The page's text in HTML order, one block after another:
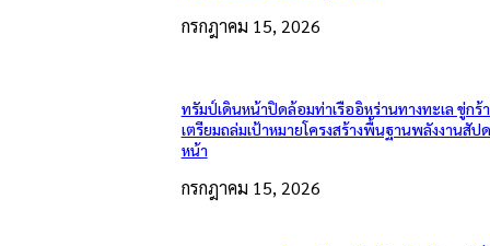
กรกฎาคม 15, 2026
ทรัมป์เดินหน้าปิดล้อมท่าเรืออิหร่านทางทะเล ขู่กร้
เตรียมถล่มเป้าหมายโครงสร้างพื้นฐานพลังงานสัป
หน้า
กรกฎาคม 15, 2026